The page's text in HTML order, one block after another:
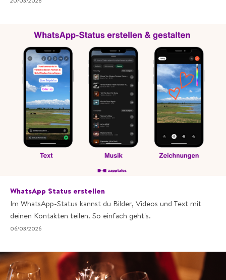
WhatsApp Status erstellen
Im WhatsApp-Status kannst du Bilder, Videos und Text mit
deinen Kontakten teilen. So einfach geht's.
06/03/2026